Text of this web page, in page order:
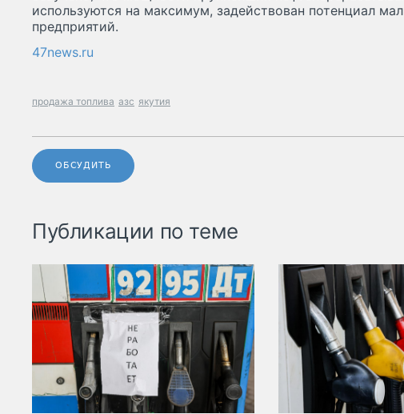
используются на максимум, задействован потенциал
предприятий.
47news.ru
продажа топлива азс якутия
ОБСУДИТЬ
Публикации по теме